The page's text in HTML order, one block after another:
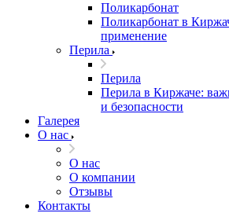
Поликарбонат
Поликарбонат в
применение
Перила
Перила
Перила в Киржаче:
и безопасности
Галерея
О нас
О нас
О компании
Отзывы
Контакты